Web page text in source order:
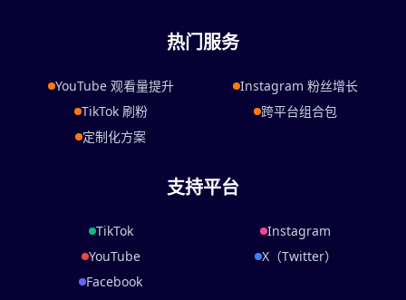
热门服务
YouTube 观看量提升
Instagram 粉丝增长
TikTok 刷粉
跨平台组合包
定制化方案
支持平台
TikTok
Instagram
YouTube
X（Twitter）
Facebook